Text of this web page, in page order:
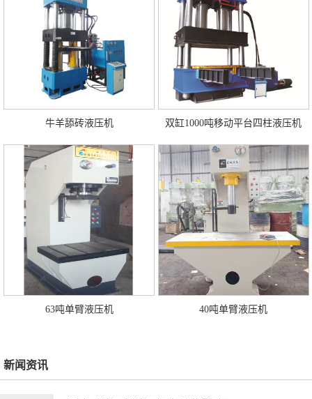
牛羊舔砖液压机 双缸1000吨移动平台四柱液压机
63吨单臂液压机 40吨单臂液压机
新闻资讯